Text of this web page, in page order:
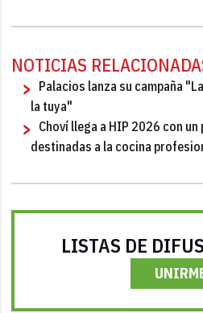
NOTICIAS
Palacios lanza su campaña
la tuya"
Choví llega a HIP 2026 con
destinadas a la cocina
LISTAS DE